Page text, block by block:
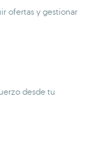
ofertas y gestionar
desde tu